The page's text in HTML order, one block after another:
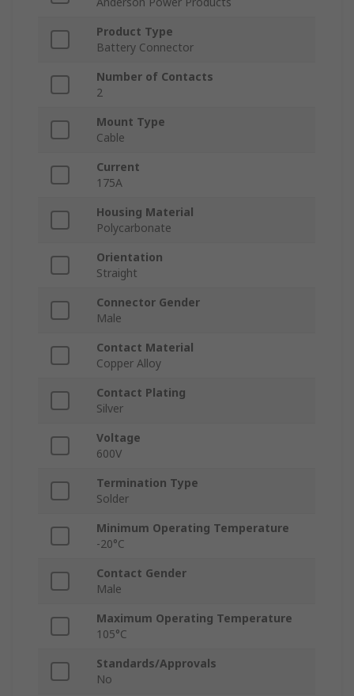
Product Type
Battery Connector
Number of Contacts
2
Mount Type
Cable
Current
175A
Housing Material
Polycarbonate
Orientation
Straight
Connector Gender
Male
Contact Material
Copper Alloy
Contact Plating
Silver
Voltage
600V
Termination Type
Solder
Minimum Operating Temperature
-20°C
Contact Gender
Male
Maximum Operating Temperature
105°C
Standards/Approvals
No